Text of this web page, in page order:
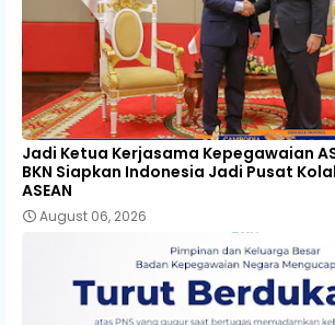
Jadi Ketua Kerjasama Kepegawaian
BKN Siapkan Indonesia Jadi Pusat
ASEAN
August 06, 2026